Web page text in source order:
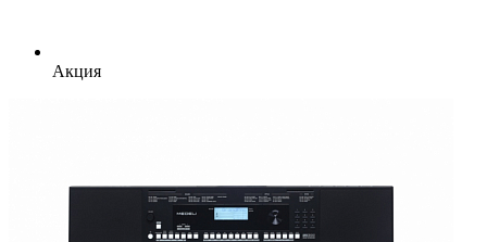
Акция